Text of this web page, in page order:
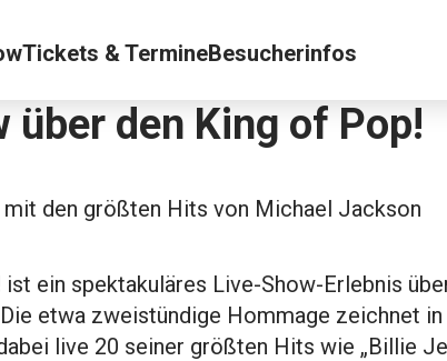
Tickets & TermineBesucherinfos
über den King of Pop!
den größten Hits von Michael Jackson
ist ein spektakuläres Live-Show-Erlebnis
etwa zweistündige Hommage zeichnet
live 20 seiner größten Hits wie „Billie